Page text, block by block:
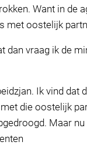
Want in de
met oostelijk
dan vraag ik de
Ik vind
die oostelijk
Maar